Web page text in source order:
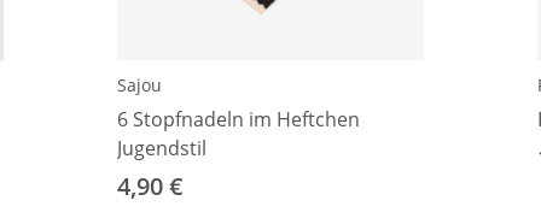
Sajou
6 Stopfnadeln im Heftchen
Jugendstil
4,90 €